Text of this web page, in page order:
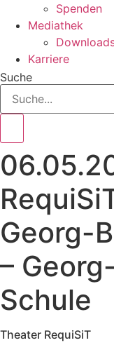
Spenden
Mediathek
Karriere
Suche
Georg-
–
Schule
Theater RequiSiT